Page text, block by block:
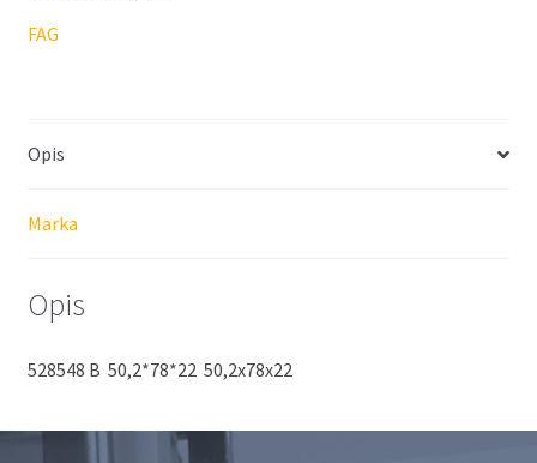
FAG
Opis
Marka
Opis
528548 B 50,2*78*22 50,2x78x22